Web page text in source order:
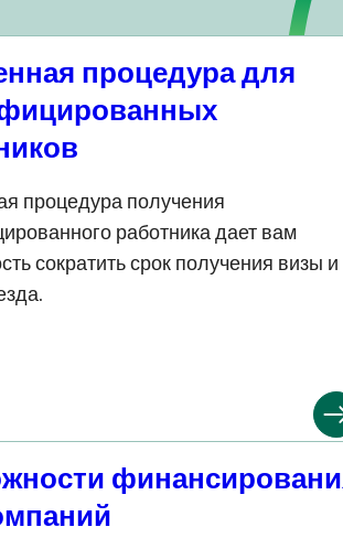
процедура для
процедура получения
работника дает вам
сократить срок получения визы и